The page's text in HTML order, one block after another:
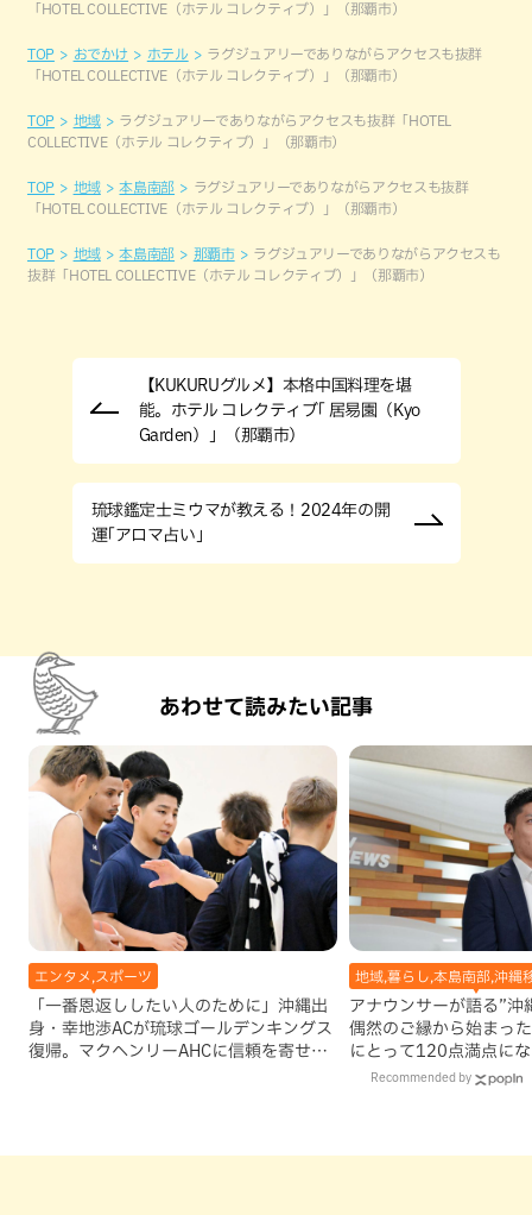
「HOTEL COLLECTIVE（ホテル コレクティブ）」（那覇市）
TOP おでかけ ホテル
ラグジュアリーでありながらアクセスも抜群
「HOTEL COLLECTIVE（ホテル コレクティブ）」（那覇市）
TOP 地域
ラグジュアリーでありながらアクセスも抜群「HOTEL
COLLECTIVE（ホテル コレクティブ）」（那覇市）
TOP 地域 本島南部
ラグジュアリーでありながらアクセスも抜群
「HOTEL COLLECTIVE（ホテル コレクティブ）」（那覇市）
TOP 地域 本島南部 那覇市
ラグジュアリーでありながらアクセスも
抜群「HOTEL COLLECTIVE（ホテル コレクティブ）」（那覇市）
【KUKURUグルメ】本格中国料理を堪
能。ホテル コレクティブ｢ 居易園（Kyo
Garden）」（那覇市）
琉球鑑定士ミウマが教える！2024年の開
運｢アロマ占い｣
あわせて読みたい記事
エンタメ,スポーツ
「一番恩返ししたい人のために」沖縄出
身・幸地渉ACが琉球ゴールデンキングス
復帰。マクヘンリーAHCに信頼を寄せる
地域,暮らし,本島南部,沖縄
アナウンサーが語る”沖
偶然のご縁から始まっ
にとって120点満点に
Recommended by